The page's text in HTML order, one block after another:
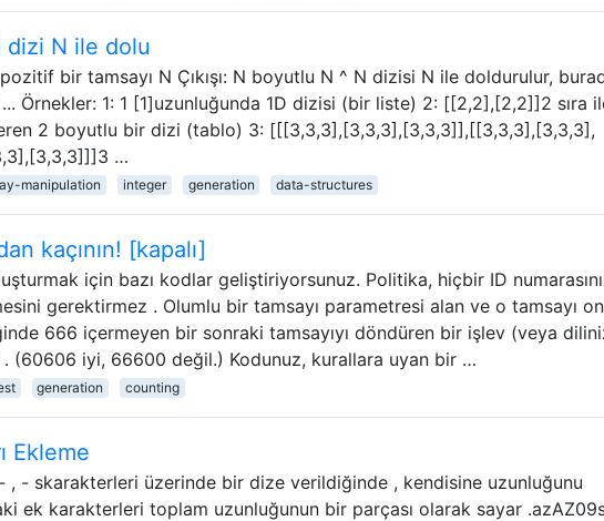
dizi N ile dolu
bir tamsayı N Çıkışı: N boyutlu N ^ N dizisi N ile doldurulur,
Örnekler: 1: 1 [1]uzunluğunda 1D dizisi (bir liste) 2: [[2,2],[2,2]]2 sıra
2 boyutlu bir dizi (tablo) 3: [[[3,3,3],[3,3,3],[3,3,3]],[[3,3,3],[3,3,3],
…
manipulation integer generation data-structures
kaçının! [kapalı]
için bazı kodlar geliştiriyorsunuz. Politika, hiçbir ID
gerektirmez . Olumlu bir tamsayı parametresi alan ve o tamsayı
666 içermeyen bir sonraki tamsayıyı döndüren bir işlev (veya
(60606 iyi, 66600 değil.) Kodunuz, kurallara uyan bir …
generation counting
Ekleme
, - skarakterleri üzerinde bir dize verildiğinde , kendisine uzunluğunu
ek karakterleri toplam uzunluğunun bir parçası olarak sayar